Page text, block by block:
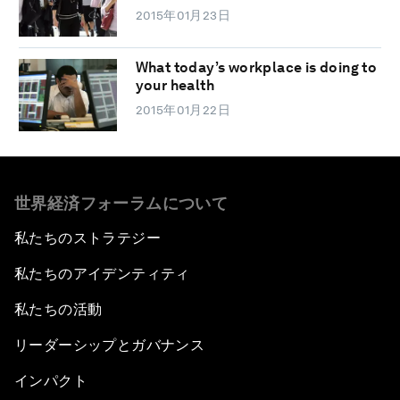
2015年01月23日
What today’s workplace is doing to
your health
2015年01月22日
世界経済フォーラムについて
私たちのストラテジー
私たちのアイデンティティ
私たちの活動
リーダーシップとガバナンス
インパクト